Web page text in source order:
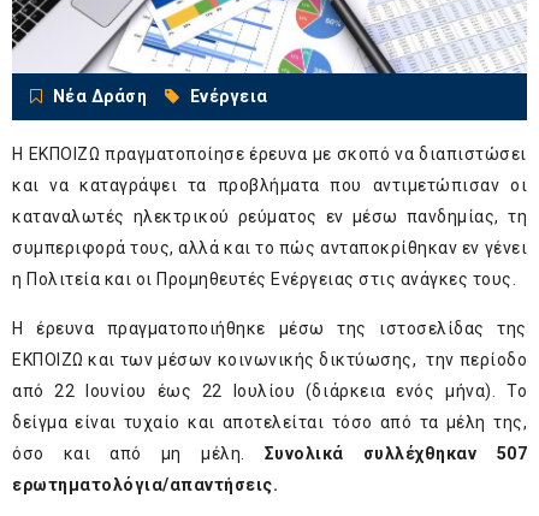
Νέα Δράση Ενέργεια
Η ΕΚΠΟΙΖΩ πραγματοποίησε έρευνα με σκοπό να διαπιστώσει
και να καταγράψει τα προβλήματα που αντιμετώπισαν οι
καταναλωτές ηλεκτρικού ρεύματος εν μέσω πανδημίας, τη
συμπεριφορά τους, αλλά και το πώς ανταποκρίθηκαν εν γένει
η Πολιτεία και οι Προμηθευτές Ενέργειας στις ανάγκες τους.
Η έρευνα πραγματοποιήθηκε μέσω της ιστοσελίδας της
ΕΚΠΟΙΖΩ και των μέσων κοινωνικής δικτύωσης, την περίοδο
από 22 Ιουνίου έως 22 Ιουλίου (διάρκεια ενός μήνα). Το
δείγμα είναι τυχαίο και αποτελείται τόσο από τα μέλη της,
όσο και από μη μέλη. Συνολικά συλλέχθηκαν 507
ερωτηματολόγια/απαντήσεις.